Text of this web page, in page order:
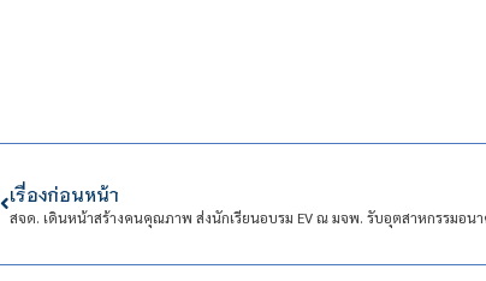
เรื่องก่อนหน้า
สจด. เดินหน้าสร้างคนคุณภาพ ส่งนักเรียนอบรม EV ณ มจพ. รับอุตสาหกรรมอน